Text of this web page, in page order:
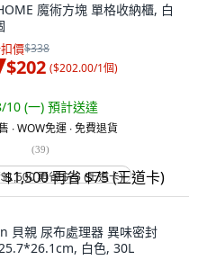
魔術方塊 單格收納櫃, 白
價$338
$202 ($202.00/1個)
10 (一) 預計送達
∙ WOW免運 ∙ 免費退貨
(39)
再省 $75 (王道卡)
貝親 尿布處理器 異味密封
白色, 30L